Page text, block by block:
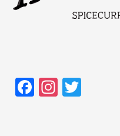
F
In